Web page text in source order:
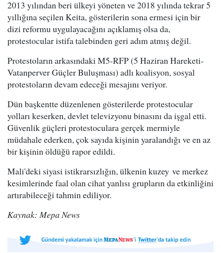
2013 yılından beri ülkeyi yöneten ve 2018 yılında tekrar 5
yıllığına seçilen Keita, gösterilerin sona ermesi için bir
dizi reformu uygulayacağını açıklamış olsa da,
protestocular istifa talebinden geri adım atmış değil.
Protestoların arkasındaki M5-RFP (5 Haziran Hareketi-
Vatanperver Güçler Buluşması) adlı koalisyon, sosyal
protestoların devam edeceği mesajını veriyor.
Dün başkentte düzenlenen gösterilerde protestocular
yolları keserken, devlet televizyonu binasını da işgal etti.
Güvenlik güçleri protestoculara gerçek mermiyle
müdahale ederken, çok sayıda kişinin yaralandığı ve en az
bir kişinin öldüğü rapor edildi.
Mali'deki siyasi istikrarsızlığın, ülkenin kuzey ve merkez
kesimlerinde faal olan cihat yanlısı grupların da etkinliğini
artırabileceği tahmin ediliyor.
Kaynak: Mepa News